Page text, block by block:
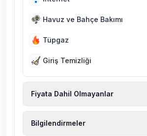
Havuz ve Bahçe Bakımı
Tüpgaz
Giriş Temizliği
Fiyata Dahil Olmayanlar
Bilgilendirmeler